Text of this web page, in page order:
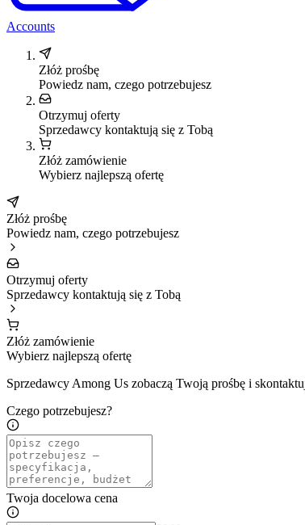
Accounts
Złóż prośbę
Powiedz nam, czego potrzebujesz
Otrzymuj oferty
Sprzedawcy kontaktują się z Tobą
Złóż zamówienie
Wybierz najlepszą ofertę
Złóż prośbę
Powiedz nam, czego potrzebujesz
Otrzymuj oferty
Sprzedawcy kontaktują się z Tobą
Złóż zamówienie
Wybierz najlepszą ofertę
Sprzedawcy Among Us zobaczą Twoją prośbę i
Czego potrzebujesz?
Twoja docelowa cena